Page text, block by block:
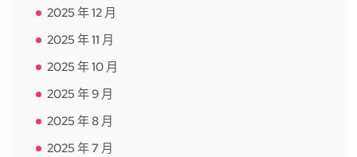
2025 年 12 月
2025 年 11 月
2025 年 10 月
2025 年 9 月
2025 年 8 月
2025 年 7 月